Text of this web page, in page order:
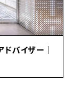
ドバイザー｜